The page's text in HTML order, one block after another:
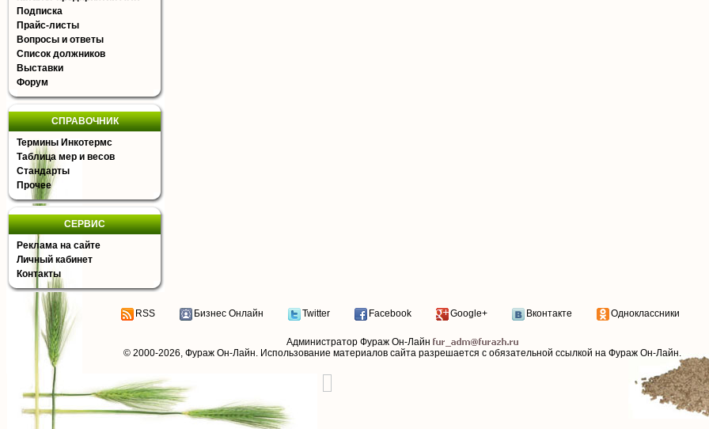
Подписка
Прайс-листы
Вопросы и ответы
Список должников
Выставки
Форум
СПРАВОЧНИК
Термины Инкотермс
Таблица мер и весов
Стандарты
Прочее
СЕРВИС
Реклама на сайте
Личный кабинет
Контакты
RSS Бизнес Онлайн Twitter Facebook Google+ Вконтакте Одноклассники
Администратор Фураж Он-Лайн
© 2000-2026, Фураж Он-Лайн. Использование материалов сайта разрешается с обязательной ссылкой на Фураж Он-Лайн.